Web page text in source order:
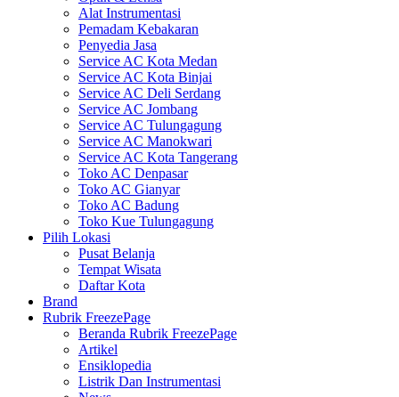
Alat Instrumentasi
Pemadam Kebakaran
Penyedia Jasa
Service AC Kota Medan
Service AC Kota Binjai
Service AC Deli Serdang
Service AC Jombang
Service AC Tulungagung
Service AC Manokwari
Service AC Kota Tangerang
Toko AC Denpasar
Toko AC Gianyar
Toko AC Badung
Toko Kue Tulungagung
Pilih Lokasi
Pusat Belanja
Tempat Wisata
Daftar Kota
Brand
Rubrik FreezePage
Beranda Rubrik FreezePage
Artikel
Ensiklopedia
Listrik Dan Instrumentasi